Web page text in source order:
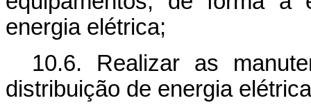
energia elétrica;
10.6. Realizar as
distribuição de energia